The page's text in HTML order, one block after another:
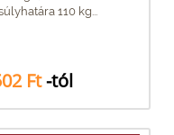
110 kg...
Ft-tól